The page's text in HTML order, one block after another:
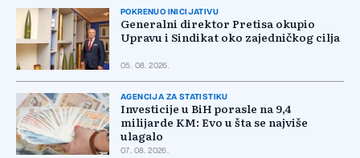
POKRENUO INICIJATIVU
Generalni direktor Pretisa okupio
Upravu i Sindikat oko zajedničkog cilja
05. 08. 2026.
AGENCIJA ZA STATISTIKU
Investicije u BiH porasle na 9,4
milijarde KM: Evo u šta se najviše
ulagalo
07. 08. 2026.